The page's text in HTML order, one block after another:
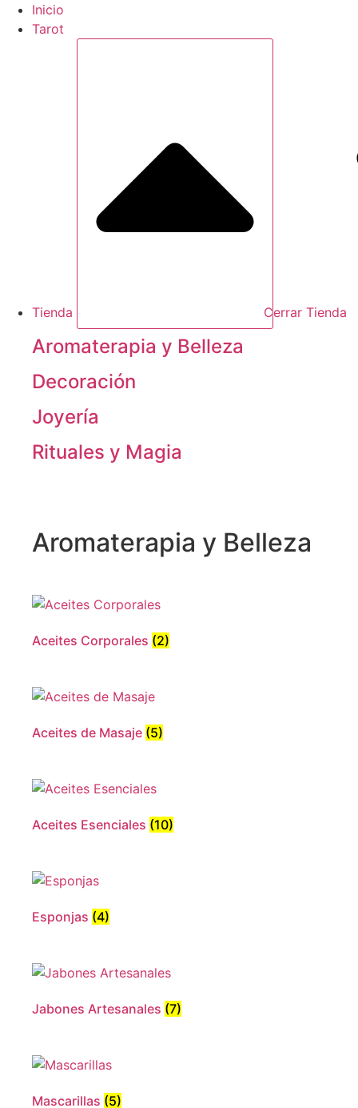
Inicio
Tarot
Tienda Cerrar Tienda
Aromaterapia y Belleza
Decoración
Joyería
Rituales y Magia
Aromaterapia y Belleza
Aceites Corporales (2)
Aceites de Masaje (5)
Aceites Esenciales (10)
Esponjas (4)
Jabones Artesanales (7)
Mascarillas (5)